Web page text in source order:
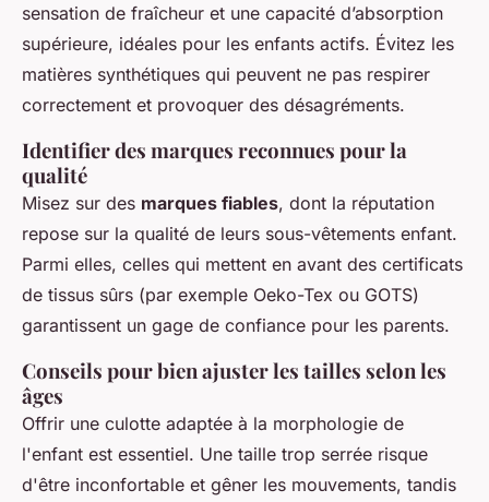
sensation de fraîcheur et une capacité d’absorption
supérieure, idéales pour les enfants actifs. Évitez les
matières synthétiques qui peuvent ne pas respirer
correctement et provoquer des désagréments.
Identifier des marques reconnues pour la
qualité
Misez sur des marques fiables, dont la réputation
repose sur la qualité de leurs sous-vêtements enfant.
Parmi elles, celles qui mettent en avant des certificats
de tissus sûrs (par exemple Oeko-Tex ou GOTS)
garantissent un gage de confiance pour les parents.
Conseils pour bien ajuster les tailles selon les
âges
Offrir une culotte adaptée à la morphologie de
l'enfant est essentiel. Une taille trop serrée risque
d'être inconfortable et gêner les mouvements, tandis